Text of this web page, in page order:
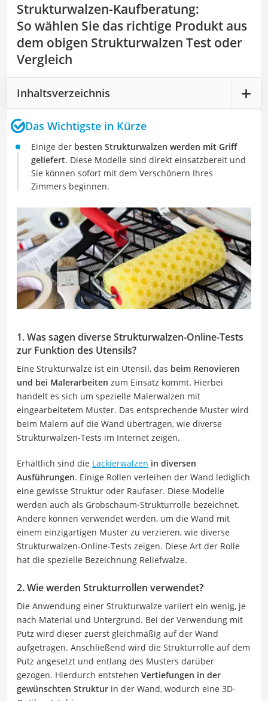
Strukturwalzen-Kaufberatung:
So wählen Sie das richtige Produkt aus
dem obigen Strukturwalzen Test oder
Vergleich
Inhaltsverzeichnis
Das Wichtigste in Kürze
Einige der besten Strukturwalzen werden mit Griff
geliefert. Diese Modelle sind direkt einsatzbereit und
Sie können sofort mit dem Verschönern Ihres
Zimmers beginnen.
1. Was sagen diverse Strukturwalzen-Online-Tests
zur Funktion des Utensils?
Eine Strukturwalze ist ein Utensil, das beim Renovieren
und bei Malerarbeiten zum Einsatz kommt. Hierbei
handelt es sich um spezielle Malerwalzen mit
eingearbeitetem Muster. Das entsprechende Muster wird
beim Malern auf die Wand übertragen, wie diverse
Strukturwalzen-Tests im Internet zeigen.
Erhältlich sind die Lackierwalzen in diversen
Ausführungen. Einige Rollen verleihen der Wand lediglich
eine gewisse Struktur oder Raufaser. Diese Modelle
werden auch als Grobschaum-Strukturrolle bezeichnet.
Andere können verwendet werden, um die Wand mit
einem einzigartigen Muster zu verzieren, wie diverse
Strukturwalzen-Online-Tests zeigen. Diese Art der Rolle
hat die spezielle Bezeichnung Reliefwalze.
2. Wie werden Strukturrollen verwendet?
Die Anwendung einer Strukturwalze variiert ein wenig, je
nach Material und Untergrund. Bei der Verwendung mit
Putz wird dieser zuerst gleichmäßig auf der Wand
aufgetragen. Anschließend wird die Strukturrolle auf dem
Putz angesetzt und entlang des Musters darüber
gezogen. Hierdurch entstehen Vertiefungen in der
gewünschten Struktur in der Wand, wodurch eine 3D-